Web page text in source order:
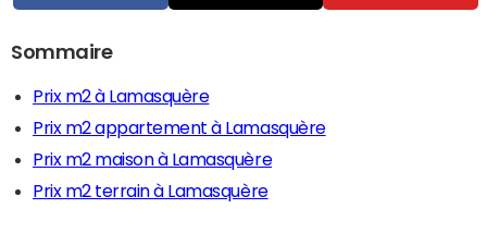
Sommaire
Prix m2 à Lamasquère
Prix m2 appartement à Lamasquère
Prix m2 maison à Lamasquère
Prix m2 terrain à Lamasquère